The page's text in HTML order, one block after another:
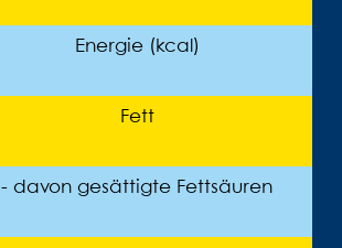
Energie (kcal)
Fett
- davon gesättigte Fettsäuren